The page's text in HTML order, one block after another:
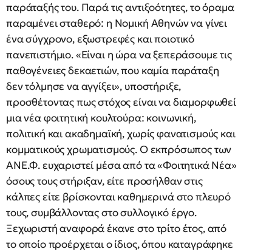
παράταξής του. Παρά τις αντιξοότητες, το όραμα
παραμένει σταθερό: η Νομική Αθηνών να γίνει
ένα σύγχρονο, εξωστρεφές και ποιοτικό
πανεπιστήμιο. «Είναι η ώρα να ξεπεράσουμε τις
παθογένειες δεκαετιών, που καμία παράταξη
δεν τόλμησε να αγγίξει», υποστήριξε,
προσθέτοντας πως στόχος είναι να διαμορφωθεί
μια νέα φοιτητική κουλτούρα: κοινωνική,
πολιτική και ακαδημαϊκή, χωρίς φανατισμούς και
κομματικούς χρωματισμούς. Ο εκπρόσωπος των
ΑΝΕ.Φ. ευχαριστεί μέσα από τα «Φοιτητικά Νέα»
όσους τους στήριξαν, είτε προσήλθαν στις
κάλπες είτε βρίσκονται καθημερινά στο πλευρό
τους, συμβάλλοντας στο συλλογικό έργο.
Ξεχωριστή αναφορά έκανε στο τρίτο έτος, από
το οποίο προέρχεται ο ίδιος, όπου καταγράφηκε